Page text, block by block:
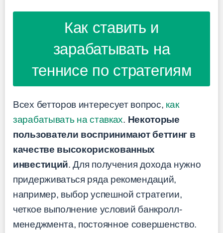
Как ставить и
зарабатывать на
теннисе по стратегиям
Всех бетторов интересует вопрос, как
зарабатывать на ставках. Некоторые
пользователи воспринимают беттинг в
качестве высокорискованных
инвестиций. Для получения дохода нужно
придерживаться ряда рекомендаций,
например, выбор успешной стратегии,
четкое выполнение условий банкролл-
менеджмента, постоянное совершенство.